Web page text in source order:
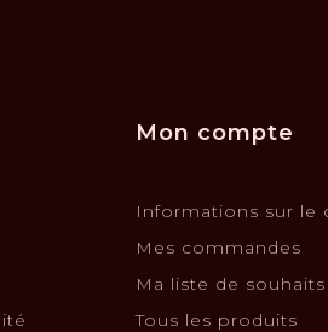
Mon compte
Informations sur le
Mes commandes
Ma liste de souhaits
Tous les produits